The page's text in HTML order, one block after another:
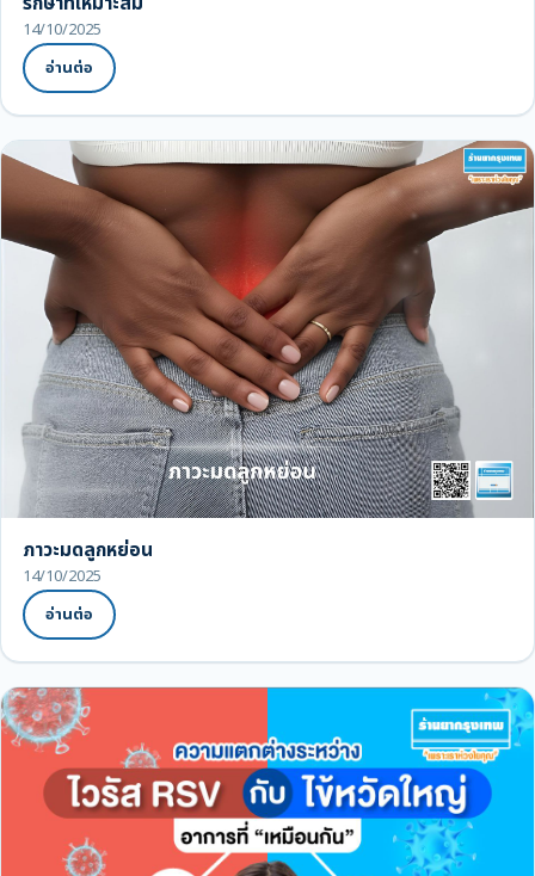
14/10/2025
อ่านต่อ
ภาวะมดลูกหย่อน
14/10/2025
อ่านต่อ